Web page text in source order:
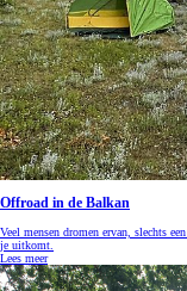
Offroad in de Balkan
Veel mensen dromen ervan, slechts
je uitkomt.
Lees meer